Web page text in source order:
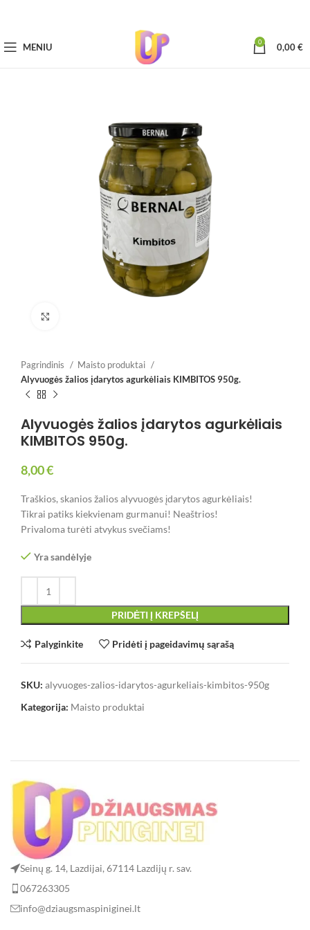
MENIU 0 0,00€
Pagrindinis
Maisto produktai
Alyvuogės žalios įdarytos agurkėliais KIMBITOS 950g.
Alyvuogės žalios įdarytos agurkėliais
KIMBITOS 950g.
8,00€
Traškios, skanios žalios alyvuogės įdarytos agurkėliais!
Tikrai patiks kiekvienam gurmanui! Neaštrios!
Privaloma turėti atvykus svečiams!
Yra sandėlyje
PRIDĖTI Į KREPŠELĮ
Palyginkite Pridėti į pageidavimų sąrašą
SKU: alyvuoges-zalios-idarytos-agurkeliais-kimbitos-950g
Kategorija: Maisto produktai
Seinų g. 14, Lazdijai, 67114 Lazdijų r. sav.
067263305
info@dziaugsmaspiniginei.lt